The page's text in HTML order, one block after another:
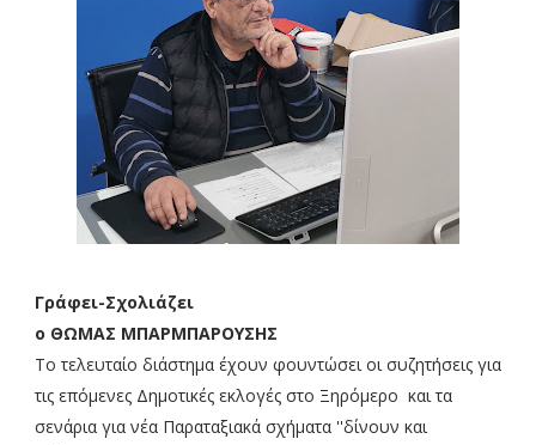
Γράφει-Σχολιάζει
ο ΘΩΜΑΣ ΜΠΑΡΜΠΑΡΟΥΣΗΣ
Το τελευταίο διάστημα έχουν φουντώσει οι συζητήσεις για
τις επόμενες Δημοτικές εκλογές στο Ξηρόμερο και τα
σενάρια για νέα Παραταξιακά σχήματα ''δίνουν και